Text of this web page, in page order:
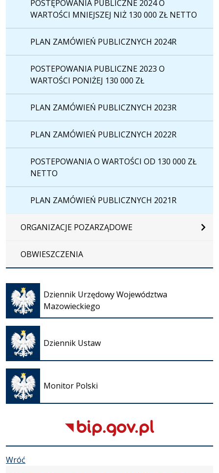
POSTĘPOWANIA PUBLICZNE 2024 O
WARTOŚCI MNIEJSZEJ NIŻ 130 000 ZŁ NETTO
PLAN ZAMÓWIEŃ PUBLICZNYCH 2024R
POSTEPOWANIA PUBLICZNE 2023 O
WARTOŚCI PONIŻEJ 130 000 ZŁ
PLAN ZAMÓWIEŃ PUBLICZNYCH 2023R
PLAN ZAMÓWIEŃ PUBLICZNYCH 2022R
POSTEPOWANIA O WARTOŚCI OD 130 000 ZŁ
NETTO
PLAN ZAMÓWIEŃ PUBLICZNYCH 2021R
ORGANIZACJE POZARZĄDOWE
OBWIESZCZENIA
Dziennik Urzędowy Województwa
Mazowieckiego
Otwiera
się w
nowej
karcie
Dziennik Ustaw
Otwiera
się w
nowej
karcie
Monitor Polski
Otwiera
się w
nowej
karcie
Wróć